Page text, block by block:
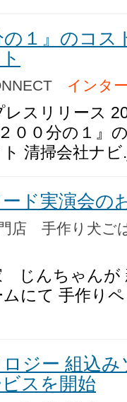
の１』のコ
インタ
スリリース
００分の１』
清掃会社ナ
ド実演会の
門店 手作り犬
じんちゃんが
にて 手作り
ジー 組込
スを開始